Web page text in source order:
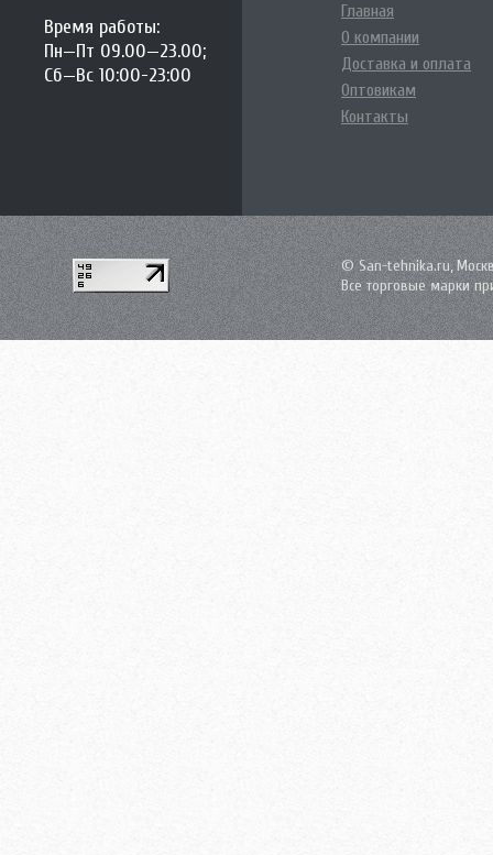
Время работы:
Пн—Пт 09.00—23.00;
Сб—Вс 10:00-23:00
Главная
О компании
Доставка и оплата
Оптовикам
Контакты
© San-tehnika.ru,
Все торговые марки